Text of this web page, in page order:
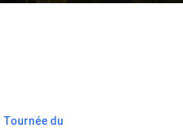
Tournée du